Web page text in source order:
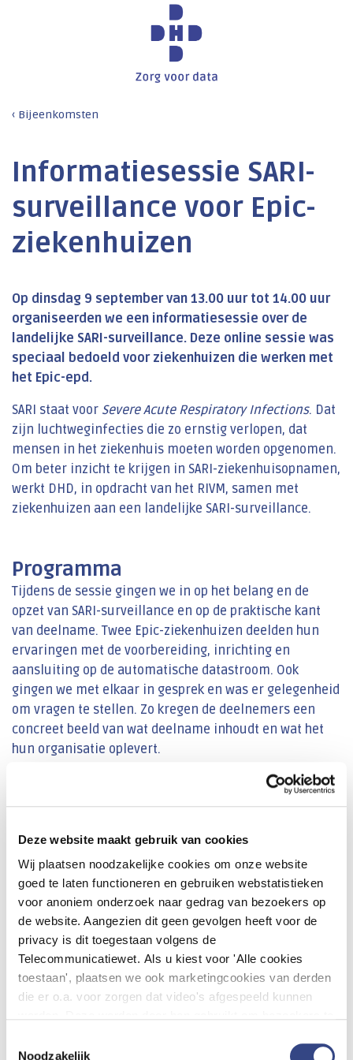
Deze website maakt gebruik van cookies
Wij plaatsen noodzakelijke cookies om onze website
goed te laten functioneren en gebruiken webstatistieken
voor anoniem onderzoek naar gedrag van bezoekers op
de website. Aangezien dit geen gevolgen heeft voor de
privacy is dit toegestaan volgens de
Telecommunicatiewet. Als u kiest voor 'Alle cookies
toestaan', plaatsen we ook marketingcookies van derden
die er o.a. voor zorgen dat video's afgespeeld kunnen
is advertenties weergeven die relevant zijn voor de
Noodzakelijk
Bijeenkomsten
Informatiesessie SARI-
surveillance voor Epic-
ziekenhuizen
Op dinsdag 9 september van 13.00 uur tot 14.00 uur
organiseerden we een informatiesessie over de
landelijke SARI-surveillance. Deze online sessie was
speciaal bedoeld voor ziekenhuizen die werken met
het Epic-epd.
SARI staat voor Severe Acute Respiratory Infections. Dat
zijn luchtweginfecties die zo ernstig verlopen, dat
mensen in het ziekenhuis moeten worden opgenomen.
Om beter inzicht te krijgen in SARI-ziekenhuisopnamen,
werkt DHD, in opdracht van het RIVM, samen met
ziekenhuizen aan een landelijke SARI-surveillance.
Programma
Tijdens de sessie gingen we in op het belang en de
opzet van SARI-surveillance en op de praktische kant
van deelname. Twee Epic-ziekenhuizen deelden hun
ervaringen met de voorbereiding, inrichting en
aansluiting op de automatische datastroom. Ook
gingen we met elkaar in gesprek en was er gelegenheid
om vragen te stellen. Zo kregen de deelnemers een
concreet beeld van wat deelname inhoudt en wat het
hun organisatie oplevert.
Praktische informatie
Datum:
9 september 2025
Locatie:digitaal via Microsoft Teams
Voor wie:arts-microbiologen, deskundigen
infectiepreventie, adviseurs kwaliteit & veiligheid en
BI’ers van Epic-ziekenhuizen
Kosten:
er zijn geen deelnamekosten